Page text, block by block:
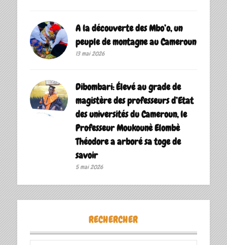
A la découverte des Mbo’o, un
peuple de montagne au Cameroun
13 mai 2026
Dibombari: Élevé au grade de
magistère des professeurs d’Etat
des universités du Cameroun, le
Professeur Moukounè Elombè
Théodore a arboré sa toge de
savoir ‎
5 mai 2026
RECHERCHER